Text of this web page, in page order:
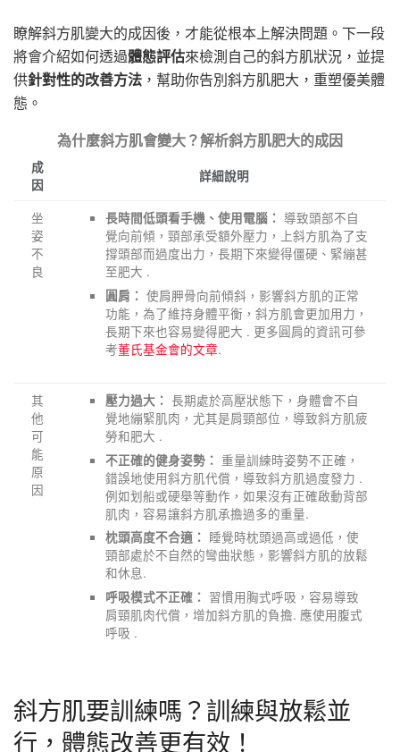
瞭解斜方肌變大的成因後，才能從根本上解決問題。下一段
將會介紹如何透過體態評估來檢測自己的斜方肌狀況，並提
供針對性的改善方法 ，幫助你告別斜方肌肥大，重塑優美體
態。
為什麼斜方肌會變大？解析斜方肌肥大的成因
成
因
詳細說明
坐
姿
不
良
長時間低頭看手機、使用電腦： 導致頭部不自
覺向前傾，頸部承受額外壓力，上斜方肌為了支
撐頭部而過度出力，長期下來變得僵硬、緊繃甚
至肥大 .
圓肩： 使肩胛骨向前傾斜，影響斜方肌的正常
功能，為了維持身體平衡，斜方肌會更加用力，
長期下來也容易變得肥大 . 更多圓肩的資訊可參
考董氏基金會的文章.
其
他
可
能
原
因
壓力過大： 長期處於高壓狀態下，身體會不自
覺地繃緊肌肉，尤其是肩頸部位，導致斜方肌疲
勞和肥大 .
不正確的健身姿勢： 重量訓練時姿勢不正確，
錯誤地使用斜方肌代償，導致斜方肌過度發力 .
例如划船或硬舉等動作，如果沒有正確啟動背部
肌肉，容易讓斜方肌承擔過多的重量.
枕頭高度不合適： 睡覺時枕頭過高或過低，使
頸部處於不自然的彎曲狀態，影響斜方肌的放鬆
和休息.
呼吸模式不正確： 習慣用胸式呼吸，容易導致
肩頸肌肉代償，增加斜方肌的負擔. 應使用腹式
呼吸 .
斜方肌要訓練嗎？訓練與放鬆並
行，體態改善更有效！